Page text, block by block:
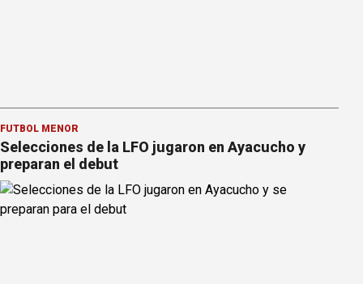
FÚTBOL MENOR
Selecciones de la LFO jugaron en Ayacucho y
preparan el debut